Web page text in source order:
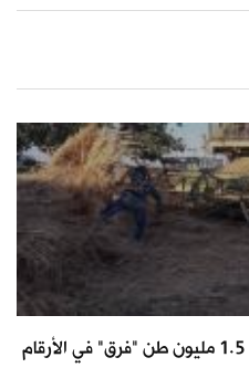
القمح والاكتفاء الذاتي في سوريا.. 1.5 مليون طن "فرق" في الأرقام